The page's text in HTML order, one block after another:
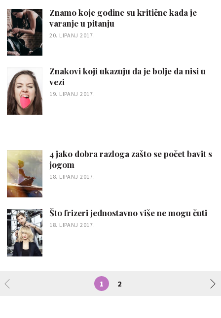
Znamo koje godine su kritične kada je
varanje u pitanju
20. LIPANJ 2017.
Znakovi koji ukazuju da je bolje da nisi u
vezi
19. LIPANJ 2017.
4 jako dobra razloga zašto se počet bavit s
jogom
18. LIPANJ 2017.
Što frizeri jednostavno više ne mogu čuti
18. LIPANJ 2017.
1 2